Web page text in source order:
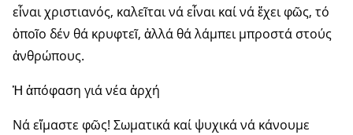
εἶναι χριστιανός, καλεῖται νά εἶναι καί νά ἔχει φῶς, τό
ὁποῖο δέν θά κρυφτεῖ, ἀλλά θά λάμπει μπροστά στούς
ἀνθρώπους.
Ἡ ἀπόφαση γιά νέα ἀρχή
Νά εἴμαστε φῶς! Σωματικά καί ψυχικά νά κάνουμε